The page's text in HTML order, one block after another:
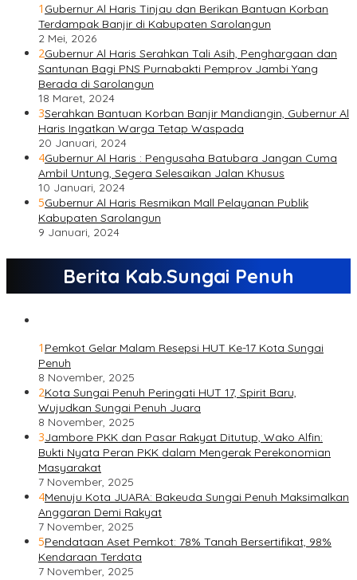
1 Gubernur Al Haris Tinjau dan Berikan Bantuan Korban
Terdampak Banjir di Kabupaten Sarolangun
2 Mei, 2026
2Gubernur Al Haris Serahkan Tali Asih, Penghargaan dan
Santunan Bagi PNS Purnabakti Pemprov Jambi Yang
Berada di Sarolangun
18 Maret, 2024
3Serahkan Bantuan Korban Banjir Mandiangin, Gubernur Al
Haris Ingatkan Warga Tetap Waspada
20 Januari, 2024
4Gubernur Al Haris : Pengusaha Batubara Jangan Cuma
Ambil Untung, Segera Selesaikan Jalan Khusus
10 Januari, 2024
5Gubernur Al Haris Resmikan Mall Pelayanan Publik
Kabupaten Sarolangun
9 Januari, 2024
Berita Kab.Sungai Penuh
1 Pemkot Gelar Malam Resepsi HUT Ke-17 Kota Sungai
Penuh
8 November, 2025
2Kota Sungai Penuh Peringati HUT 17, Spirit Baru,
Wujudkan Sungai Penuh Juara
8 November, 2025
3Jambore PKK dan Pasar Rakyat Ditutup, Wako Alfin:
Bukti Nyata Peran PKK dalam Mengerak Perekonomian
Masyarakat
7 November, 2025
4Menuju Kota JUARA: Bakeuda Sungai Penuh Maksimalkan
Anggaran Demi Rakyat
7 November, 2025
5Pendataan Aset Pemkot: 78% Tanah Bersertifikat, 98%
Kendaraan Terdata
7 November, 2025